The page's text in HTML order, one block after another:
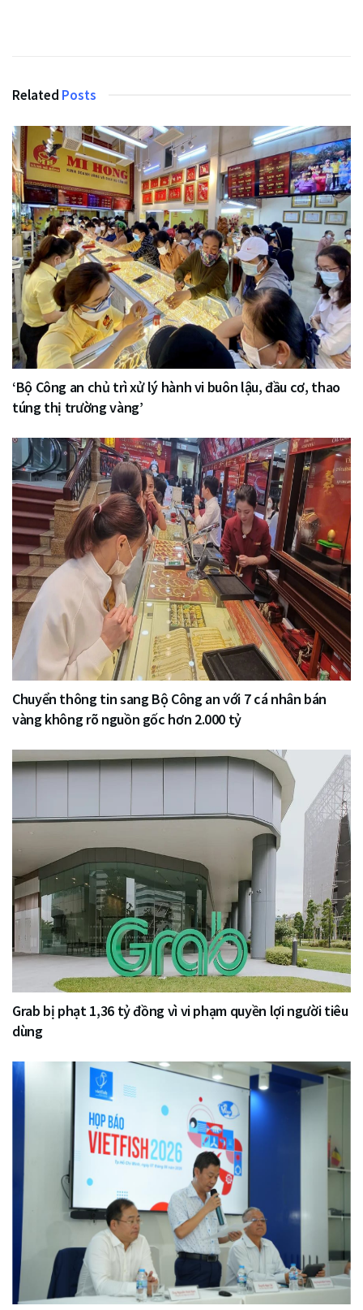
Related Posts
‘Bộ Công an chủ trì xử lý hành vi buôn lậu, đầu cơ, thao
túng thị trường vàng’
Chuyển thông tin sang Bộ Công an với 7 cá nhân bán
vàng không rõ nguồn gốc hơn 2.000 tỷ
Grab bị phạt 1,36 tỷ đồng vì vi phạm quyền lợi người tiêu
dùng